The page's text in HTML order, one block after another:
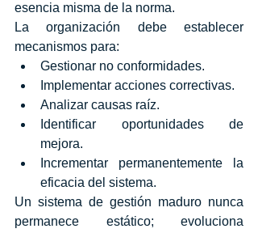
esencia misma de la norma.
La organización debe establecer
mecanismos para:
Gestionar no conformidades.
Implementar acciones correctivas.
Analizar causas raíz.
Identificar oportunidades de
mejora.
Incrementar permanentemente la
eficacia del sistema.
Un sistema de gestión maduro nunca
permanece estático; evoluciona